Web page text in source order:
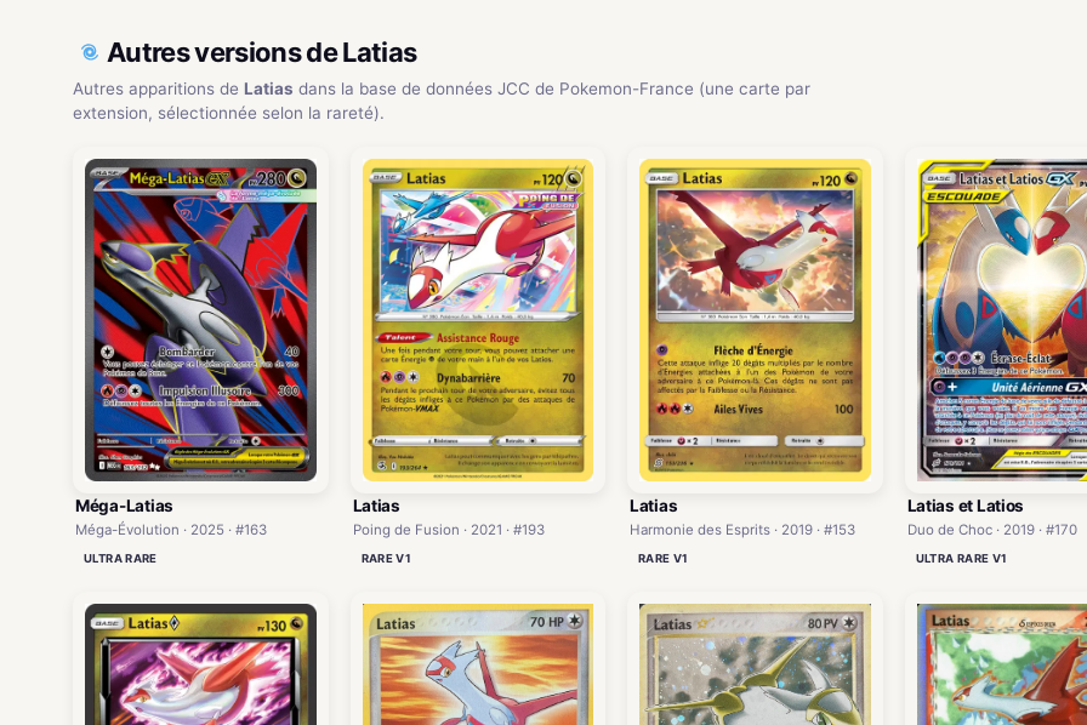
Autres versions de Latias
Autres apparitions de Latias dans la base de données JCC de Pokemon-France (une carte par
extension, sélectionnée selon la rareté).
Méga-Latias
Méga-Évolution · 2025 · #163
ULTRA RARE
Latias
Poing de Fusion · 2021 · #193
RARE V1
Latias
Harmonie des Esprits · 2019 · #153
RARE V1
Latias et Latios
Duo de Choc · 2019 · #170
ULTRA RARE V1